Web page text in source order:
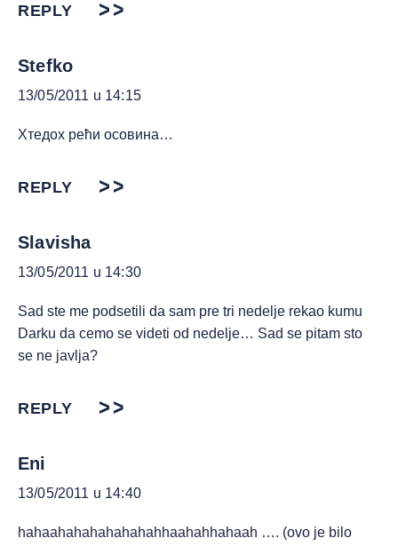
REPLY
Stefko
13/05/2011 u 14:15
Хтедох рећи осовина…
REPLY
Slavisha
13/05/2011 u 14:30
Sad ste me podsetili da sam pre tri nedelje rekao kumu
Darku da cemo se videti od nedelje… Sad se pitam sto
se ne javlja?
REPLY
Eni
13/05/2011 u 14:40
hahaahahahahahahahhaahahhahaah …. (ovo je bilo